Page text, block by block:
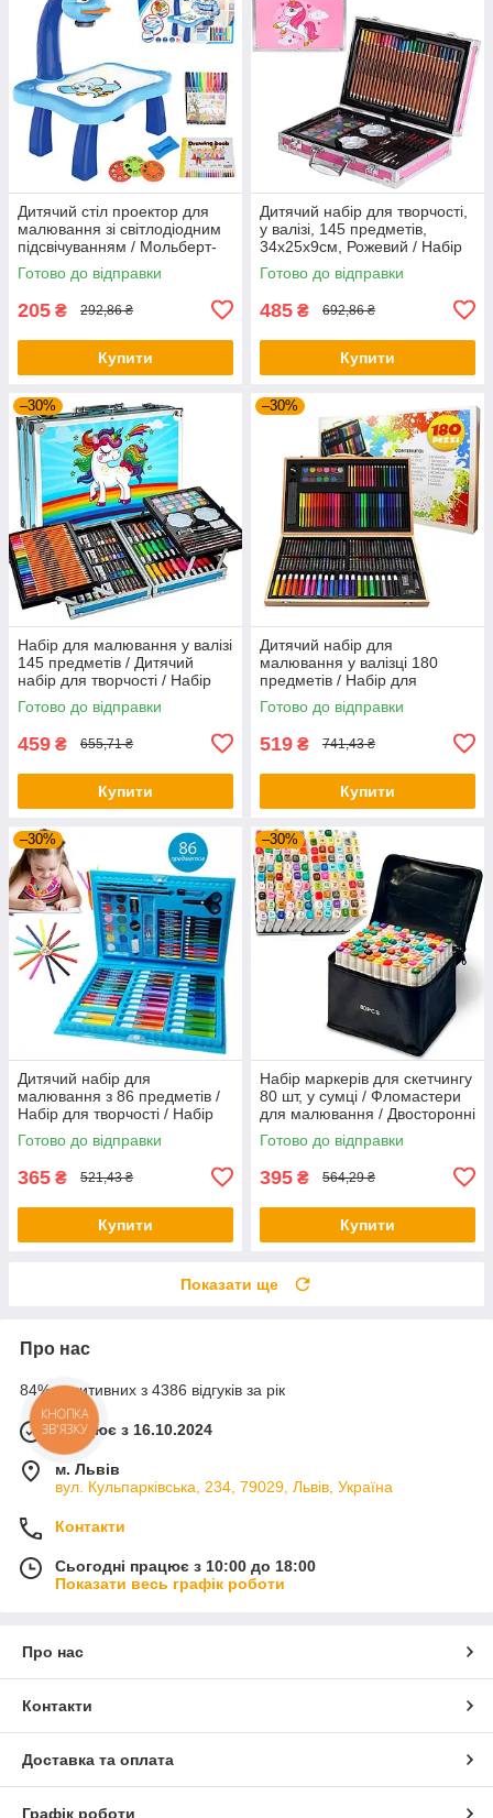
Дитячий стіл проектор для
малювання зі світлодіодним
підсвічуванням / Мольберт-
проектор
Готово до відправки
205 ₴ 292,86 ₴
Купити
Дитячий набір для творчості,
у валізі, 145 предметів,
34х25х9см, Рожевий / Набір
для малювання / Дитячий арт
набір для малювання
Готово до відправки
485 ₴ 692,86 ₴
Купити
–30%
Набір для малювання у валізі
145 предметів / Дитячий
набір для творчості / Набір
дитячий для малювання
Готово до відправки
459 ₴ 655,71 ₴
Купити
–30%
Дитячий набір для
малювання у валізці 180
предметів / Набір для
творчості / Набір юного
художника
Готово до відправки
519 ₴ 741,43 ₴
Купити
–30%
Дитячий набір для
малювання з 86 предметів /
Набір для творчості / Набір
для малювання
Готово до відправки
365 ₴ 521,43 ₴
Купити
–30%
Набір маркерів для скетчингу
80 шт, у сумці / Фломастери
для малювання / Двосторонні
маркери
Готово до відправки
395 ₴ 564,29 ₴
Купити
Показати ще
Про нас
84% позитивних з 4386 відгуків за рік
Працює з 16.10.2024
м. Львів
вул. Кульпарківська, 234, 79029, Львів, Україна
Контакти
Сьогодні працює з 10:00 до 18:00
Показати весь графік роботи
Про нас
Контакти
Доставка та оплата
Графік роботи
КНОПКА
ЗВ'ЯЗКУ